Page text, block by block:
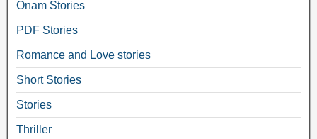
Onam Stories
PDF Stories
Romance and Love stories
Short Stories
Stories
Thriller